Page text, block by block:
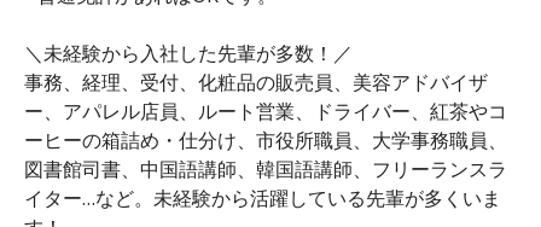
＼未経験から入社した先輩が多数！／
事務、経理、受付、化粧品の販売員、美容アドバイザ
ー、アパレル店員、ルート営業、ドライバー、紅茶やコ
ーヒーの箱詰め・仕分け、市役所職員、大学事務職員、
図書館司書、中国語講師、韓国語講師、フリーランスラ
イター…など。未経験から活躍している先輩が多くいま